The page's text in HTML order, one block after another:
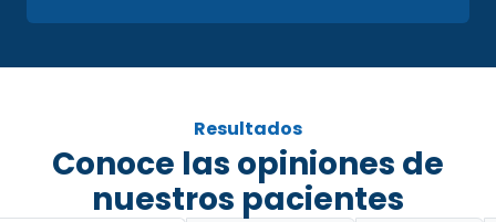
Resultados
Conoce las opiniones de
nuestros pacientes